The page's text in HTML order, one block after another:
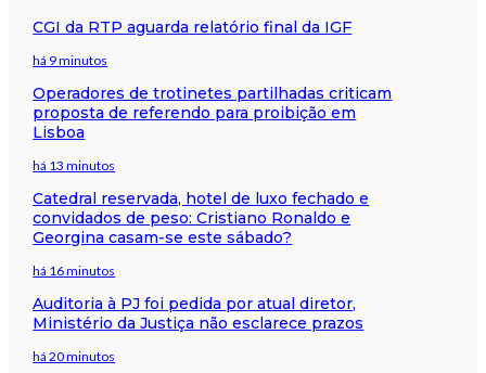
CGI da RTP aguarda relatório final da IGF
há 9 minutos
Operadores de trotinetes partilhadas criticam
proposta de referendo para proibição em
Lisboa
há 13 minutos
Catedral reservada, hotel de luxo fechado e
convidados de peso: Cristiano Ronaldo e
Georgina casam-se este sábado?
há 16 minutos
Auditoria à PJ foi pedida por atual diretor,
Ministério da Justiça não esclarece prazos
há 20 minutos